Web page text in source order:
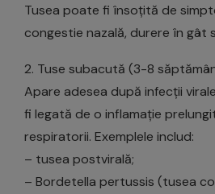
Tusea poate fi însoțită de
congestie nazală, durere în gât
2. Tuse subacută (3-8
Apare adesea după infecții
fi legată de o inflamație
respiratorii. Exemplele includ:
– tusea postvirală;
– Bordetella pertussis (tusea